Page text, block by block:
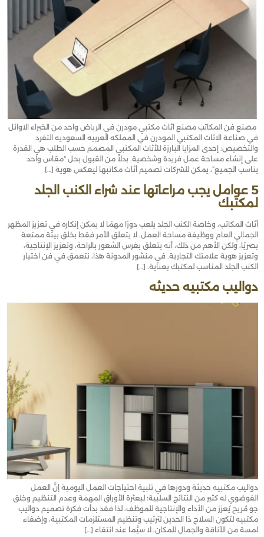
مصنع فن المكاتب مصنع اثاث مكتبي مودرن في الرياض واحد من الخبراء الاوائل
في صناعة الاثاث المكتبي المودرن في المملكه العربيه السعوديه التفرد
والتخصيص: إحدى المزايا البارزة للأثاث المكتبي المصمم حسب الطلب هي القدرة
على إنشاء مساحة عمل فريدة وشخصية. بدلاً من القبول بحل “مقاس واحد
يناسب الجميع”، يمكن للشركات تصميم أثاث مكاتبها ليعكس هوية […]
5 عوامل يجب مراعاتها عند شراء الكنب الجلد
لمكتبك
أثاث المكاتب، وخاصة الكنب الجلد يلعب دورًا مهمًا لا يمكن إنكاره في تعزيز المظهر
الجمالي العام ووظيفة مساحة العمل. لا يتعلق الأمر فقط بخلق بيئة ممتعة
بصريًا، ولكن الأهم من ذلك، أنه يتعلق بغرس الشعور بالراحة، وتعزيز الإنتاجية،
وتعزيز هوية علامتك التجارية. في منشور المدونة هذا، نتعمق في فن اختيار
الكنب الجلد المناسب لمكتبك بعناية. […]
دواليب مكتبيه حديثه
دواليب مكتبيه حديثة ودورها في تلبية احتياجات العمل اليومية إنَّ العمل
الفوضوي له كثير من النتائج السلبية؛ لبعثرة الأوراق المهمة وعدم التنظيم وخلق
جو مُريح يُعزز من الأداء والإنتاجية للموظف، لذا فقد بدأت فكرة تصميم دواليب
مكتبيه لتكون السلاح ذا الحدين لترتيب وتنظيم المستلزمات المكتبية، وإضفاء
لمسة من الأناقة والجمال للمكان، لا سيَّما عند انتقاء […]